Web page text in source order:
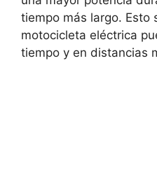
tiempo más largo. Esto
motocicleta eléctrica
tiempo y en distancias